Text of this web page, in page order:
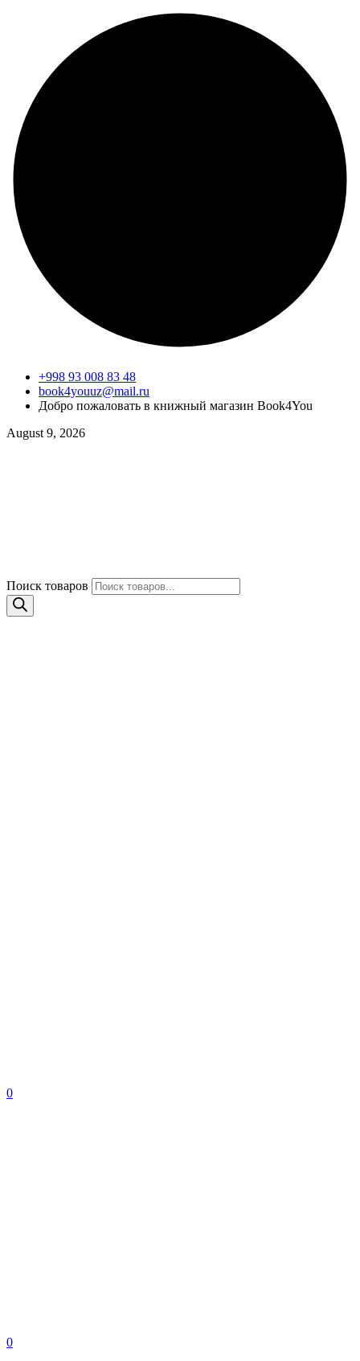
+998 93 008 83 48
book4youuz@mail.ru
Добро пожаловать в книжный магазин Book4You
August 9, 2026
Поиск товаров
0
0